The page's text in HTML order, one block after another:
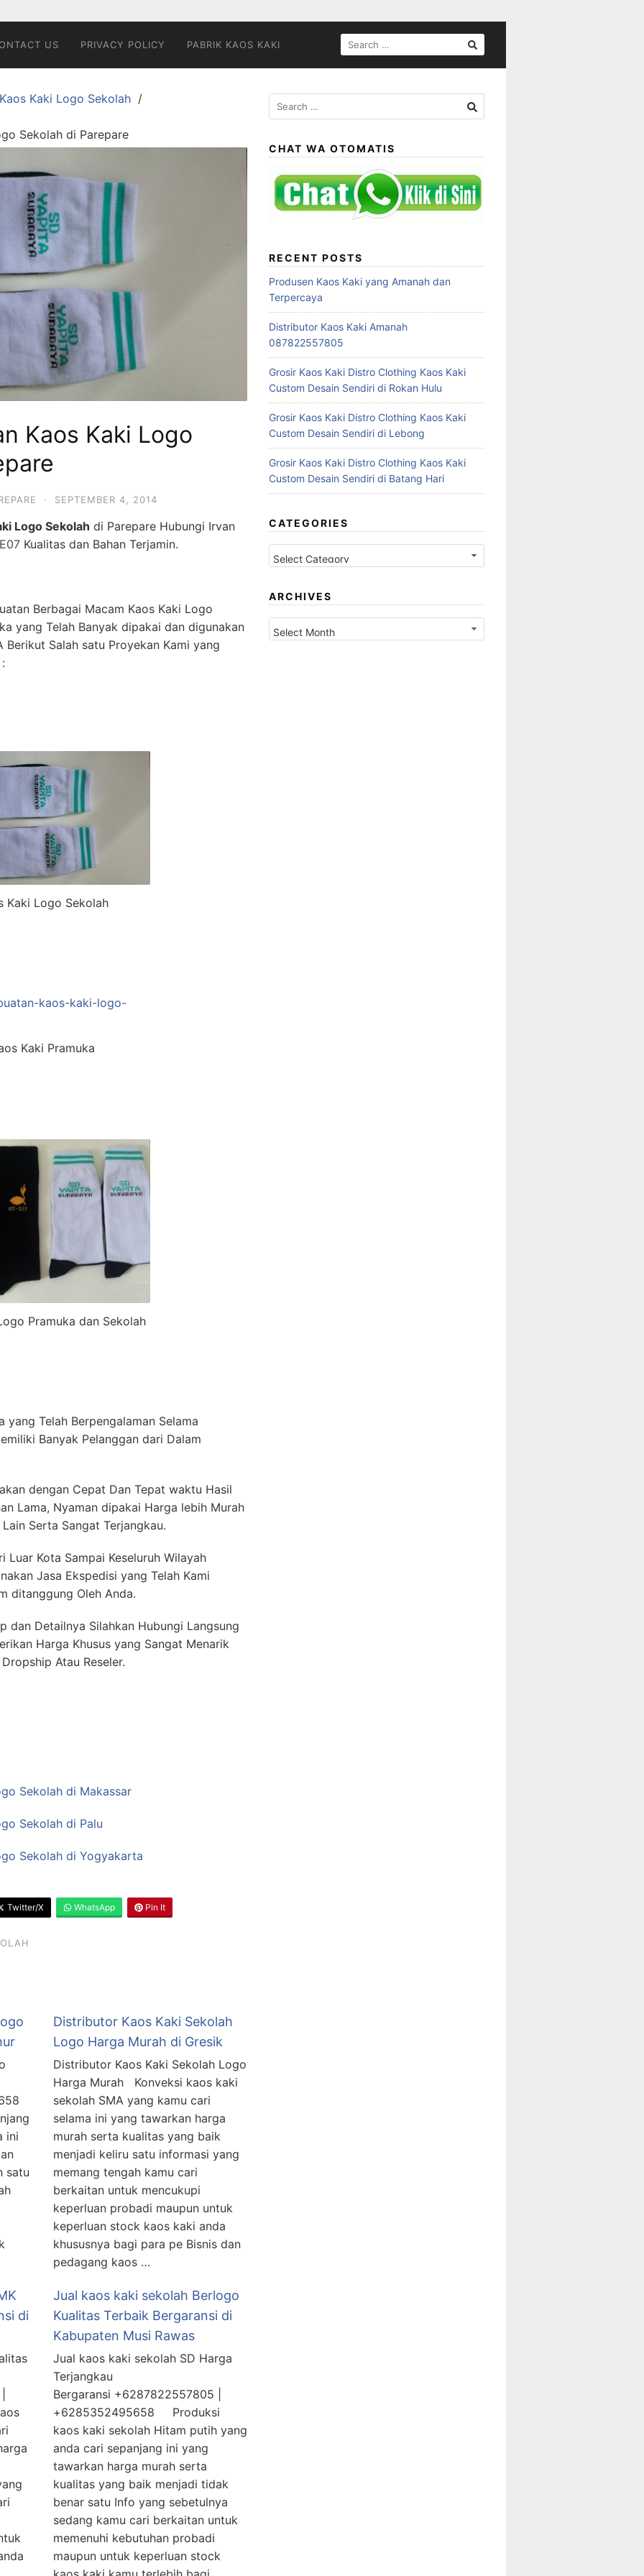
US PRIVACY POLICY PABRIK KAOS KAKI
SEARCH
FOR:
Kaki Logo Sekolah
Sekolah di Parepare
Kaos Kaki Logo
· SEPTEMBER 4, 2014
Logo Sekolah di Parepare Hubungi Irvan
Kualitas dan Bahan Terjamin.
Berbagai Macam Kaos Kaki Logo
yang Telah Banyak dipakai dan digunakan
Berikut Salah satu Proyekan Kami yang
Kaki Logo Sekolah
Kaki Pramuka
Pramuka dan Sekolah
yang Telah Berpengalaman Selama
Banyak Pelanggan dari Dalam
dengan Cepat Dan Tepat waktu Hasil
Lama, Nyaman dipakai Harga lebih Murah
Serta Sangat Terjangkau.
Luar Kota Sampai Keseluruh Wilayah
Jasa Ekspedisi yang Telah Kami
ditanggung Oleh Anda.
dan Detailnya Silahkan Hubungi Langsung
Harga Khusus yang Sangat Menarik
Atau Reseler.
Sekolah di Makassar
Sekolah di Palu
Sekolah di Yogyakarta
Twitter/X WhatsApp Pin It
ini
satu
Distributor Kaos Kaki Sekolah
Logo Harga Murah di Gresik
Distributor Kaos Kaki Sekolah Logo
Harga Murah Konveksi kaos kaki
sekolah SMA yang kamu cari
selama ini yang tawarkan harga
murah serta kualitas yang baik
menjadi keliru satu informasi yang
memang tengah kamu cari
berkaitan untuk mencukupi
keperluan probadi maupun untuk
keperluan stock kaos kaki anda
khususnya bagi para pe Bisnis dan
pedagang kaos …
di
Jual kaos kaki sekolah Berlogo
Kualitas Terbaik Bergaransi di
Kabupaten Musi Rawas
Jual kaos kaki sekolah SD Harga
Terjangkau
Bergaransi +6287822557805 |
+6285352495658 Produksi
kaos kaki sekolah Hitam putih yang
anda cari sepanjang ini yang
tawarkan harga murah serta
kualitas yang baik menjadi tidak
benar satu Info yang sebetulnya
sedang kamu cari berkaitan untuk
memenuhi kebutuhan probadi
maupun untuk keperluan stock
Search
for:
CHAT WA OTOMATIS
RECENT POSTS
Produsen Kaos Kaki yang Amanah dan
Terpercaya
Distributor Kaos Kaki Amanah
087822557805
Grosir Kaos Kaki Distro Clothing Kaos Kaki
Custom Desain Sendiri di Rokan Hulu
Grosir Kaos Kaki Distro Clothing Kaos Kaki
Custom Desain Sendiri di Lebong
Grosir Kaos Kaki Distro Clothing Kaos Kaki
Custom Desain Sendiri di Batang Hari
CATEGORIES
Categories
ARCHIVES
Archives